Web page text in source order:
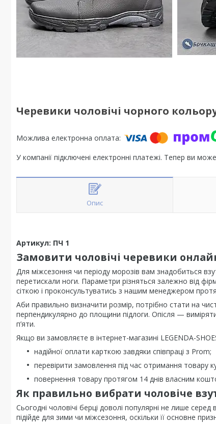
Черевики чоловічі чорного
У компанії підключені електронні платежі. Тепер ви
Опис
Артикул: ПЧ 1
Замовити чоловічі черевики
Для міжсезоння чи періоду морозів вам знадобиться
перетискали ноги. Параметри різняться залежно від
сіткою і проконсультуватись з нашим менеджером
Аби правильно визначити розмір, потрібно стати на
перпендикулярно до площини підлоги. Опісля —
п’яти.
Якщо ви замовляєте в інтернет-магазині LEGENDA-
надійної оплати карткою завдяки співпраці з Prom;
перевірити замовлення під час отримання товару
повернення товару протягом 14 днів власним
Як правильно вибрати чоловіче
Сьогодні чоловічі берці доволі популярні не лише
підійде для зими чи міжсезоння, оскільки її основне